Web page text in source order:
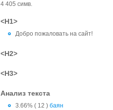
4 405 симв.
<H1>
Добро пожаловать на сайт!
<H2>
<H3>
Анализ текста
3.66% ( 12 ) баян